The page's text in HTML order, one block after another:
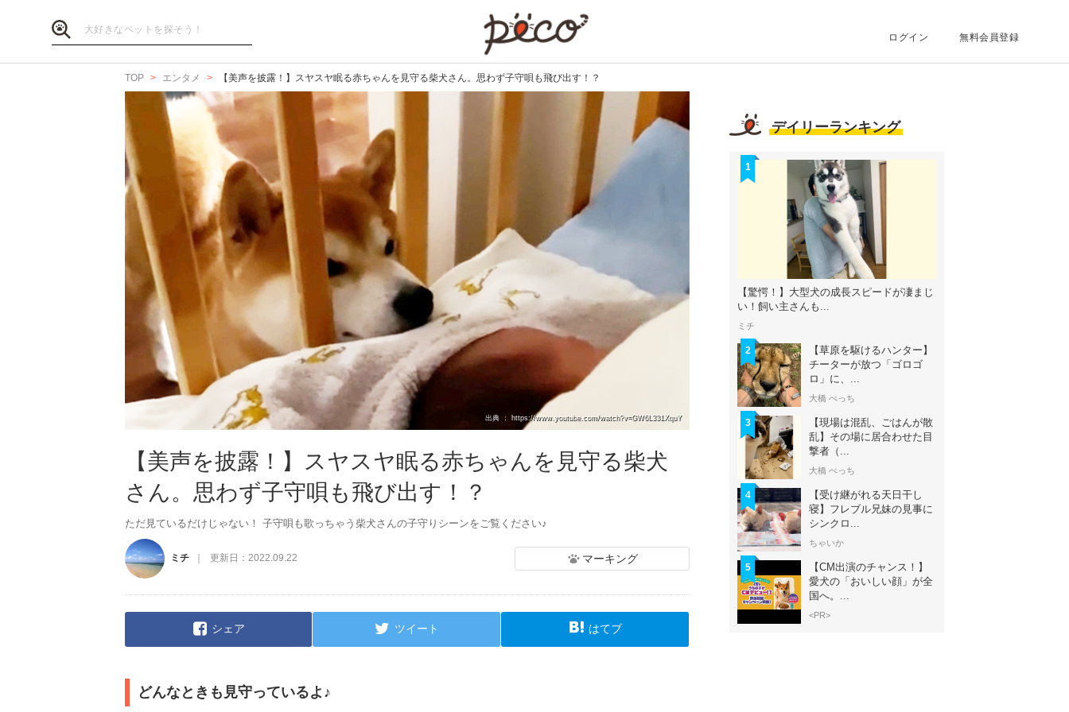
ログイン 無料会員登録
TOP エンタメ 【美声を披露！】スヤスヤ眠る赤ちゃんを見守る柴犬さん。思わず子守唄も飛び出す！？
出典 ： https://www.youtube.com/watch?v=GW6L331XquY
【美声を披露！】スヤスヤ眠る赤ちゃんを見守る柴犬
さん。思わず子守唄も飛び出す！？
ただ見ているだけじゃない！ 子守唄も歌っちゃう柴犬さんの子守りシーンをご覧ください♪
ミチ 更新日： 2022.09.22 マーキング
シェア ツイート はてブ
どんなときも見守っているよ♪
デイリーランキング
1
【驚愕！】大型犬の成長スピードが凄まじ
い！飼い主さんも...
ミチ
2
【草原を駆けるハンター】
チーターが放つ「ゴロゴ
ロ」に、...
大橋 ぺっち
3
【現場は混乱、ごはんが散
乱】その場に居合わせた目
撃者（...
大橋 ぺっち
4
【受け継がれる天日干し
寝】フレブル兄妹の見事に
シンクロ...
ちゃいか
5
【CM出演のチャンス！】
愛犬の「おいしい顔」が全
国へ。...
<PR>